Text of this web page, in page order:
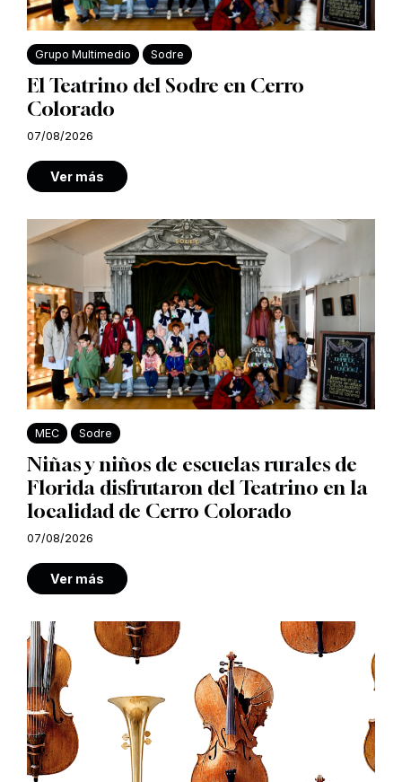
Grupo Multimedio Sodre
El Teatrino del Sodre en Cerro
Colorado
07/08/2026
Ver más
MEC Sodre
Niñas y niños de escuelas rurales de
Florida disfrutaron del Teatrino en la
localidad de Cerro Colorado
07/08/2026
Ver más